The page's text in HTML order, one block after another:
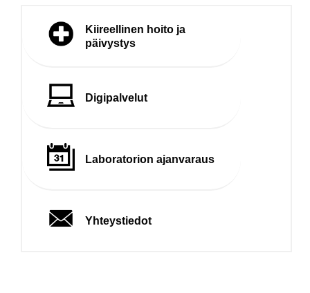
Kiireellinen hoito ja
päivystys
Digipalvelut
Laboratorion ajanvaraus
Yhteystiedot